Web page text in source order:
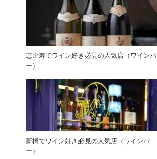
恵比寿でワイン好き必見の人気店（ワインバ
ー）
新橋でワイン好き必見の人気店（ワインバ
ー）